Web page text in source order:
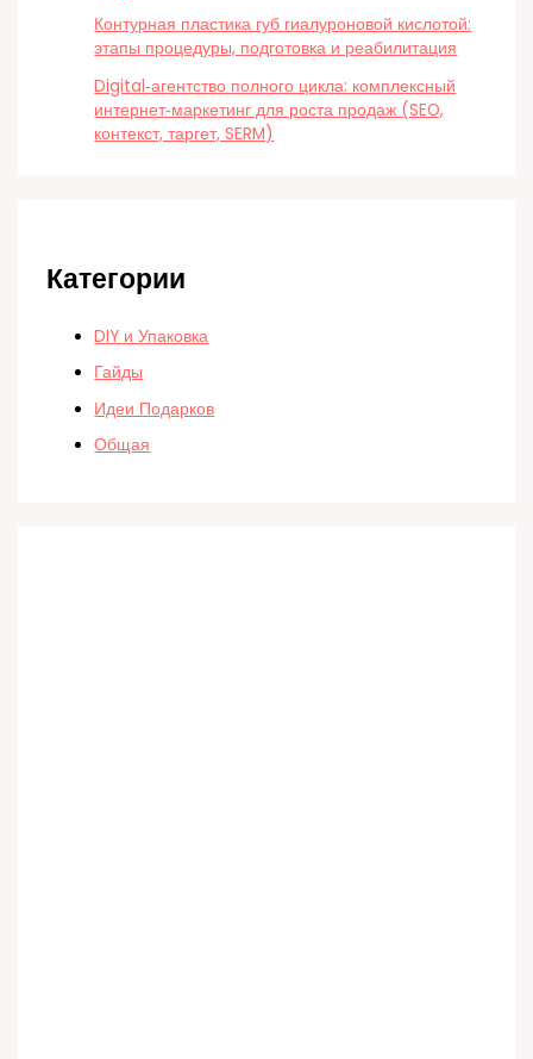
Контурная пластика губ гиалуроновой кислотой:
этапы процедуры, подготовка и реабилитация
Digital‑агентство полного цикла: комплексный
интернет‑маркетинг для роста продаж (SEO,
контекст, таргет, SERM)
Категории
DIY и Упаковка
Гайды
Идеи Подарков
Общая